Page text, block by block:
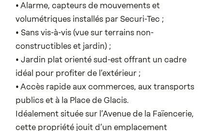
• Alarme, capteurs de mouvements et
volumétriques installés par Securi-Tec ;
• Sans vis-à-vis (vue sur terrains non-
constructibles et jardin) ;
• Jardin plat orienté sud-est offrant un cadre
idéal pour profiter de l’extérieur ;
• Accès rapide aux commerces, aux transports
publics et à la Place de Glacis.
Idéalement située sur l’Avenue de la Faïencerie,
cette propriété jouit d’un emplacement